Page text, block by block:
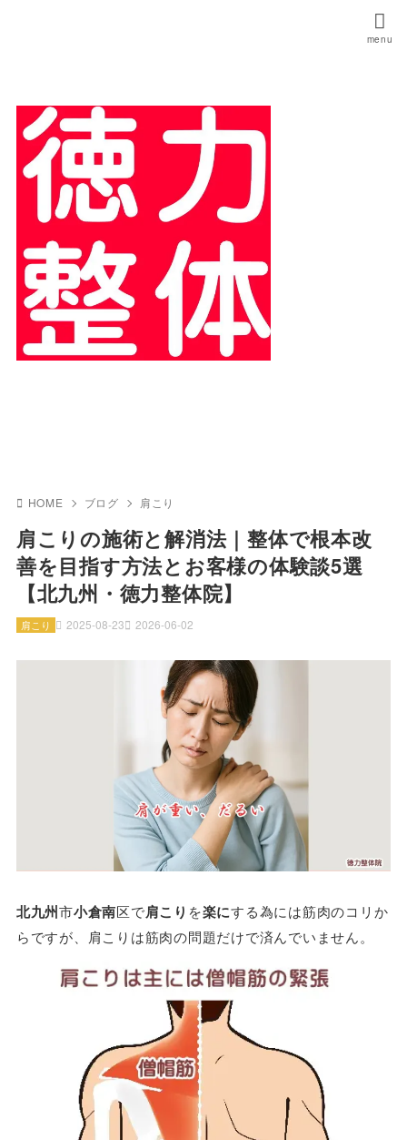
HOME ブログ 肩こり
肩こりの施術と解消法｜整体で根本改
善を目指す方法とお客様の体験談5選
【北九州・徳力整体院】
2025-08-23 2026-06-02
肩こり
北九州市小倉南区で肩こり を楽にする為には筋肉のコリか
らですが、肩こりは筋肉の問題だけで済んでいません。